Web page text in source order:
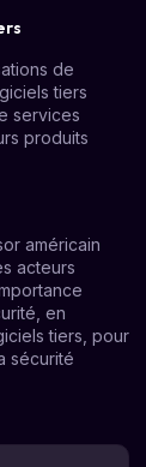
de
tiers
services
produits
américain
acteurs
en
tiers, pour
sécurité